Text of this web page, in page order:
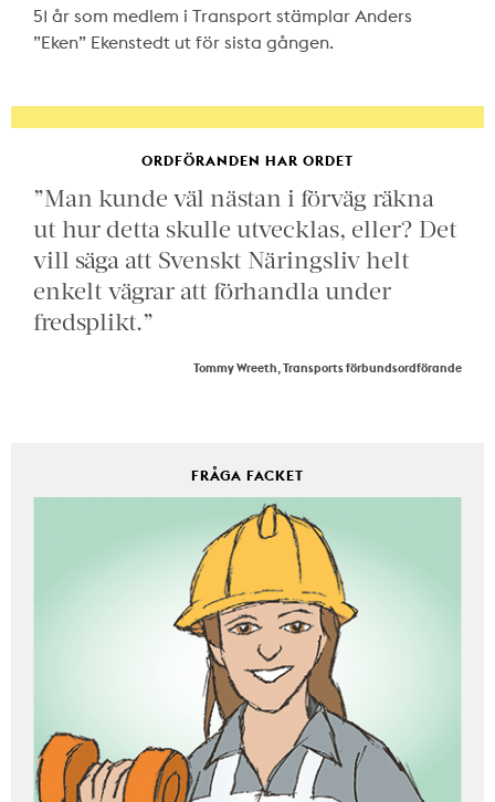
51 år som medlem i Transport stämplar Anders
”Eken” Ekenstedt ut för sista gången.
ORDFÖRANDEN HAR ORDET
”Man kunde väl nästan i förväg räkna
ut hur detta skulle utvecklas, eller? Det
vill säga att Svenskt Näringsliv helt
enkelt vägrar att förhandla under
fredsplikt.”
Tommy Wreeth, Transports förbundsordförande
FRÅGA FACKET